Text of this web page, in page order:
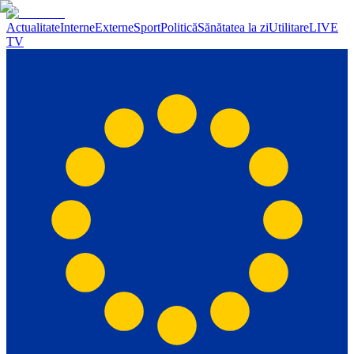
ActualitateInterneExterneSportPoliticăSănătatea la ziUtilitareLIVE
TV